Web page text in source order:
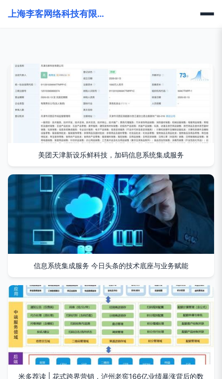
上海李客网络科技有限公司
美团天津新设乐鲜科技，加码信息系统集成服务
信息系统集成服务 今日头条的技术底座与业务赋能
米多荐读 | 花式跨界营销，泸州老窖166亿业绩暴涨背后的数